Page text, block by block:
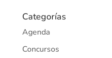
Categorías
Agenda
Concursos